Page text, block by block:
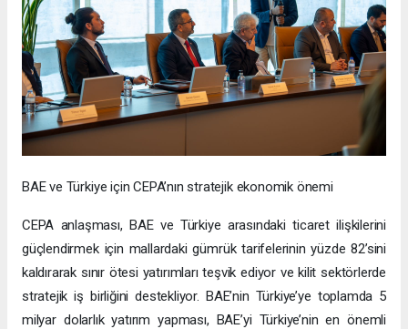
BAE ve Türkiye için CEPA’nın stratejik ekonomik önemi
CEPA anlaşması, BAE ve Türkiye arasındaki ticaret ilişkilerini
güçlendirmek için mallardaki gümrük tarifelerinin yüzde 82’sini
kaldırarak sınır ötesi yatırımları teşvik ediyor ve kilit sektörlerde
stratejik iş birliğini destekliyor. BAE’nin Türkiye’ye toplamda 5
milyar dolarlık yatırım yapması, BAE’yi Türkiye’nin en önemli